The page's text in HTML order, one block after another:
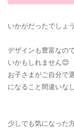
いかがだったでしょ
デザインも豊富なの
いかもしれません😊
お子さまがご自分で
になること間違いな
少しでも気になった